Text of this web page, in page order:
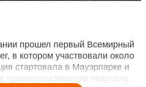
прошел первый Всемирный
в котором участвовали около
стартовала в Мауэрпарке и
квартале.